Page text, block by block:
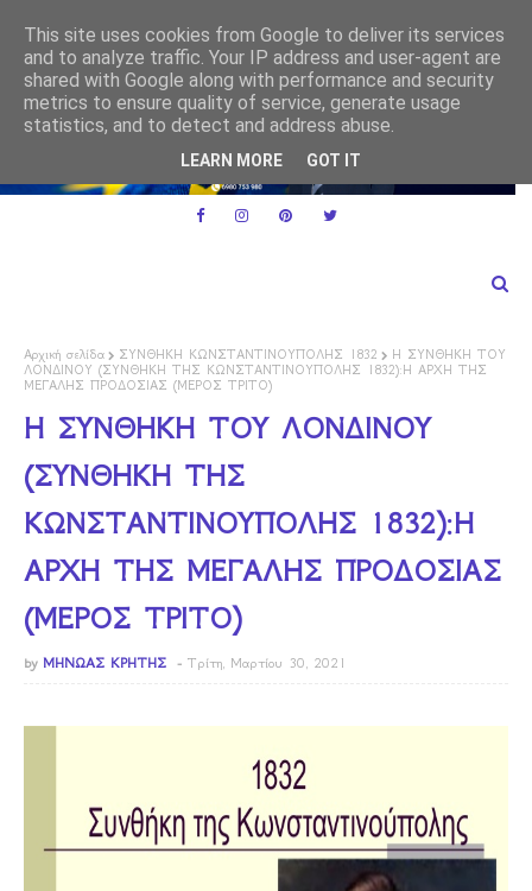
Ε.Ε. και ειδικό καθεστώς ΦΠΑ για τις μικρές επιχειρήσεις
Αρχική σελίδα ΣΥΝΘΗΚΗ ΚΩΝΣΤΑΝΤΙΝΟΥΠΟΛΗΣ 1832
Η ΣΥΝΘΗΚΗ ΤΟΥ
ΛΟΝΔΙΝΟΥ (ΣΥΝΘΗΚΗ ΤΗΣ ΚΩΝΣΤΑΝΤΙΝΟΥΠΟΛΗΣ 1832):Η ΑΡΧΗ ΤΗΣ
ΜΕΓΑΛΗΣ ΠΡΟΔΟΣΙΑΣ (ΜΕΡΟΣ ΤΡΙΤΟ)
Η ΣΥΝΘΗΚΗ ΤΟΥ ΛΟΝΔΙΝΟΥ
(ΣΥΝΘΗΚΗ ΤΗΣ
ΚΩΝΣΤΑΝΤΙΝΟΥΠΟΛΗΣ 1832):Η
ΑΡΧΗ ΤΗΣ ΜΕΓΑΛΗΣ ΠΡΟΔΟΣΙΑΣ
(ΜΕΡΟΣ ΤΡΙΤΟ)
by ΜΗΝΩΑΣ ΚΡΗΤΗΣ Τρίτη, Μαρτίου 30, 2021
This site uses cookies from Google to deliver its services
and to analyze traffic. Your IP address and user-agent are
shared with Google along with performance and security
metrics to ensure quality of service, generate usage
statistics, and to detect and address abuse.
LEARN MORE GOT IT